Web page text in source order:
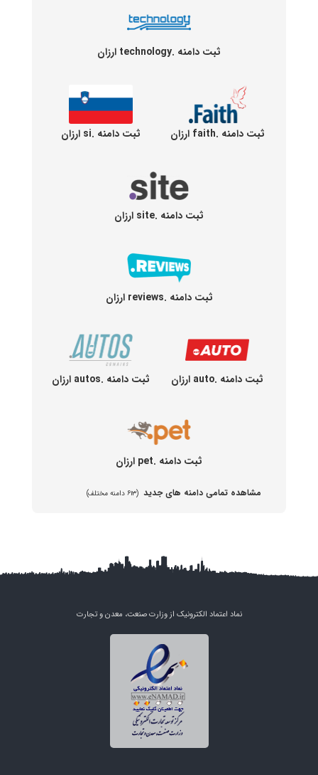
ثبت دامنه .technology ارزان
ثبت دامنه .faith ارزان ثبت دامنه .si ارزان
ثبت دامنه .site ارزان
ثبت دامنه .reviews ارزان
ثبت دامنه .auto ارزان ثبت دامنه .autos ارزان
ثبت دامنه .pet ارزان
مشاهده تمامی دامنه های جدید (۶۱۳ دامنه مختلف)
نماد اعتماد الکترونیک از وزارت صنعت، معدن و تجارت